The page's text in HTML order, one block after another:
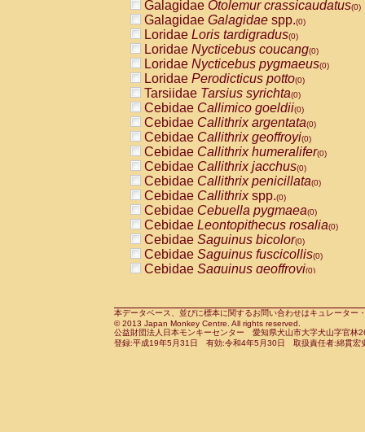
AtelidaeAteles paniscus(0)
AtelidaeAtelesspp.(0)
Atelidae Lagothrix lagothricha
AtelidaeLagothrix lagothricha cana
PitheciidaeCacajao calvus
PitheciidaeCallicebus cupreus
PitheciidaeCallicebus donacophilus
PitheciidaeCallicebus moloch
PitheciidaeCallicebus torquatus
PitheciidaeCallicebusspp.(0)
PitheciidaeChiropotes satanas(0)
PitheciidaePithecia monachus
PitheciidaePithecia pithecia(0)
CercopithecidaeCercocebus agilis
CercopithecidaeCercocebus
CercopithecidaeCercocebus
CercopithecidaeCercocebus
CercopithecidaeCercocebus
CercopithecidaeCercocebushybrid
CercopithecidaePapio anubis(0)
CercopithecidaePapio cynocephalus
CercopithecidaePapio hamadryas(0)
Galagidae Otolemur crassicaudatus(0)
Galagidae Galagidae spp.(0)
Loridae Loris tardigradus(0)
Loridae Nycticebus coucang(0)
Loridae Nycticebus pygmaeus(0)
Loridae Perodicticus potto(0)
Tarsiidae Tarsius syrichta(0)
Cebidae Callimico goeldii(0)
Cebidae Callithrix argentata(0)
Cebidae Callithrix geoffroyi(0)
Cebidae Callithrix humeralifer(0)
Cebidae Callithrix jacchus(0)
Cebidae Callithrix penicillata(0)
Cebidae Callithrixspp.(0)
Cebidae Cebuella pygmaea(0)
Cebidae Leontopithecus rosalia(0)
Cebidae Saguinus bicolor(0)
Cebidae Saguinus fuscicollis(0)
Cebidae Saguinus geoffroyi(0)
CebidaeSaguinus leucopus(0)
CebidaeSaguinus midas(0)
Cebidae Saguinus mystax(0)
本データベース、並びに標本に関するお問い合わせはキュレータ
© 2013 Japan Monkey Centre. All rights reserved.
公益財団法人日本モンキーセンター 愛知県犬山市大字犬山字官
登録:平成19年5月31日 有効:令和4年5月30日 取扱責任者:綿貫宏